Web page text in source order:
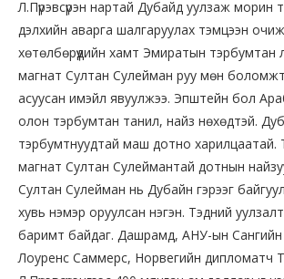
Л.Пүрэвсүрэн нартай Дубайд уулзаж морин
дэлхийн аварга шалгаруулах тэмцээн очиж
хөтөлбөрүүдийн хамт Эмиратын тэрбумтан
магнат Султан Сулейман руу мөн
асуусан имэйл явуулжээ. Эпштейн бол
олон тэрбумтан танил, найз нөхөдтэй.
тэрбумтнуудтай маш дотно харилцаатай.
магнат Султан Сулеймантай дотнын
Султан Сулейман нь Дубайн гэрээг
хувь нэмэр оруулсан нэгэн. Тэдний
баримт байдаг. Дашрамд, АНУ-ын Сангийн
Лоуренс Саммерс, Норвегийн дипломатч